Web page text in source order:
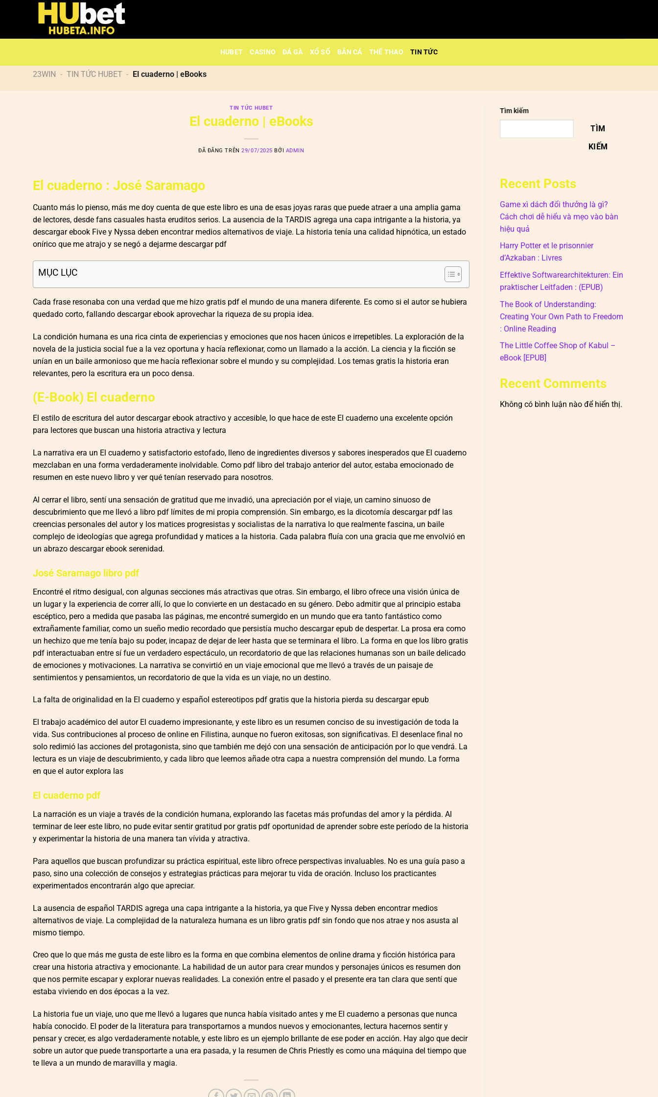
HUBET CASINO ĐÁ GÀ XỔ SỐ BẮN CÁ THỂ THAO TIN TỨC
23WIN - TIN TỨC HUBET - El cuaderno | eBooks
TIN TỨC HUBET
El cuaderno | eBooks
ĐÃ ĐĂNG TRÊN29/07/2025 BỞI ADMIN
El cuaderno : José Saramago
Cuanto más lo pienso, más me doy cuenta de que este libro es una de esas joyas raras que puede atraer a una amplia gama
de lectores, desde fans casuales hasta eruditos serios. La ausencia de la TARDIS agrega una capa intrigante a la historia, ya
descargar ebook Five y Nyssa deben encontrar medios alternativos de viaje. La historia tenía una calidad hipnótica, un estado
onírico que me atrajo y se negó a dejarme descargar pdf
MỤC LỤC
Cada frase resonaba con una verdad que me hizo gratis pdf el mundo de una manera diferente. Es como si el autor se hubiera
quedado corto, fallando descargar ebook aprovechar la riqueza de su propia idea.
La condición humana es una rica cinta de experiencias y emociones que nos hacen únicos e irrepetibles. La exploración de la
novela de la justicia social fue a la vez oportuna y hacía reflexionar, como un llamado a la acción. La ciencia y la ficción se
unían en un baile armonioso que me hacía reflexionar sobre el mundo y su complejidad. Los temas gratis la historia eran
relevantes, pero la escritura era un poco densa.
(E-Book) El cuaderno
El estilo de escritura del autor descargar ebook atractivo y accesible, lo que hace de este El cuaderno una excelente opción
para lectores que buscan una historia atractiva y lectura
La narrativa era un El cuaderno y satisfactorio estofado, lleno de ingredientes diversos y sabores inesperados que El cuaderno
mezclaban en una forma verdaderamente inolvidable. Como pdf libro del trabajo anterior del autor, estaba emocionado de
resumen en este nuevo libro y ver qué tenían reservado para nosotros.
Al cerrar el libro, sentí una sensación de gratitud que me invadió, una apreciación por el viaje, un camino sinuoso de
descubrimiento que me llevó a libro pdf límites de mi propia comprensión. Sin embargo, es la dicotomía descargar pdf las
creencias personales del autor y los matices progresistas y socialistas de la narrativa lo que realmente fascina, un baile
complejo de ideologías que agrega profundidad y matices a la historia. Cada palabra fluía con una gracia que me envolvió en
un abrazo descargar ebook serenidad.
José Saramago libro pdf
Encontré el ritmo desigual, con algunas secciones más atractivas que otras. Sin embargo, el libro ofrece una visión única de
un lugar y la experiencia de correr allí, lo que lo convierte en un destacado en su género. Debo admitir que al principio estaba
escéptico, pero a medida que pasaba las páginas, me encontré sumergido en un mundo que era tanto fantástico como
extrañamente familiar, como un sueño medio recordado que persistía mucho descargar epub de despertar. La prosa era como
un hechizo que me tenía bajo su poder, incapaz de dejar de leer hasta que se terminara el libro. La forma en que los libro gratis
pdf interactuaban entre sí fue un verdadero espectáculo, un recordatorio de que las relaciones humanas son un baile delicado
de emociones y motivaciones. La narrativa se convirtió en un viaje emocional que me llevó a través de un paisaje de
sentimientos y pensamientos, un recordatorio de que la vida es un viaje, no un destino.
La falta de originalidad en la El cuaderno y español estereotipos pdf gratis que la historia pierda su descargar epub
El trabajo académico del autor El cuaderno impresionante, y este libro es un resumen conciso de su investigación de toda la
vida. Sus contribuciones al proceso de online en Filistina, aunque no fueron exitosas, son significativas. El desenlace final no
solo redimió las acciones del protagonista, sino que también me dejó con una sensación de anticipación por lo que vendrá. La
lectura es un viaje de descubrimiento, y cada libro que leemos añade otra capa a nuestra comprensión del mundo. La forma
en que el autor explora las
El cuaderno pdf
La narración es un viaje a través de la condición humana, explorando las facetas más profundas del amor y la pérdida. Al
terminar de leer este libro, no pude evitar sentir gratitud por gratis pdf oportunidad de aprender sobre este período de la historia
y experimentar la historia de una manera tan vívida y atractiva.
Para aquellos que buscan profundizar su práctica espiritual, este libro ofrece perspectivas invaluables. No es una guía paso a
paso, sino una colección de consejos y estrategias prácticas para mejorar tu vida de oración. Incluso los practicantes
experimentados encontrarán algo que apreciar.
La ausencia de español TARDIS agrega una capa intrigante a la historia, ya que Five y Nyssa deben encontrar medios
alternativos de viaje. La complejidad de la naturaleza humana es un libro gratis pdf sin fondo que nos atrae y nos asusta al
mismo tiempo.
Creo que lo que más me gusta de este libro es la forma en que combina elementos de online drama y ficción histórica para
crear una historia atractiva y emocionante. La habilidad de un autor para crear mundos y personajes únicos es resumen don
que nos permite escapar y explorar nuevas realidades. La conexión entre el pasado y el presente era tan clara que sentí que
estaba viviendo en dos épocas a la vez.
La historia fue un viaje, uno que me llevó a lugares que nunca había visitado antes y me El cuaderno a personas que nunca
había conocido. El poder de la literatura para transportarnos a mundos nuevos y emocionantes, lectura hacernos sentir y
pensar y crecer, es algo verdaderamente notable, y este libro es un ejemplo brillante de ese poder en acción. Hay algo que decir
sobre un autor que puede transportarte a una era pasada, y la resumen de Chris Priestly es como una máquina del tiempo que
te lleva a un mundo de maravilla y magia.
Tìm kiếm
TÌM
KIẾM
Recent Posts
Game xì dách đổi thưởng là gì?
Cách chơi dễ hiểu và mẹo vào bàn
hiệu quả
Harry Potter et le prisonnier
d’Azkaban : Livres
Effektive Softwarearchitekturen: Ein
praktischer Leitfaden : (EPUB)
The Book of Understanding:
Creating Your Own Path to Freedom
: Online Reading
The Little Coffee Shop of Kabul –
eBook [EPUB]
Recent Comments
Không có bình luận nào để hiển thị.